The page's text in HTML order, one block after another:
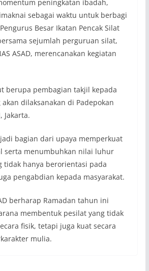
peningkatan ibadah,
sebagai waktu untuk berbagi
Besar Ikatan Pencak Silat
sejumlah perguruan silat,
ASAD, merencanakan kegiatan
berupa pembagian takjil kepada
akan dilaksanakan di Padepokan
Jakarta.
bagian dari upaya memperkuat
serta menumbuhkan nilai luhur
tidak hanya berorientasi pada
pengabdian kepada masyarakat.
berharap Ramadan tahun ini
membentuk pesilat yang tidak
fisik, tetapi juga kuat secara
mulia.